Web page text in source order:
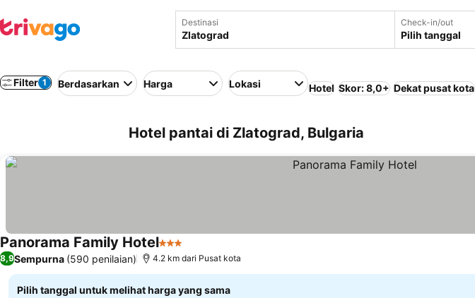
Destinasi Check-in/out
Pilih tanggal
Filter 1 Berdasarkan Harga Lokasi Hotel Skor: 8,0+ Dekat pusat kota
Hotel pantai di Zlatograd, Bulgaria
Panorama Family Hotel3 Bintang
8,9Sempurna (590 penilaian) 4.2 km dari Pusat kota
Pilih tanggal untuk melihat harga yang sama